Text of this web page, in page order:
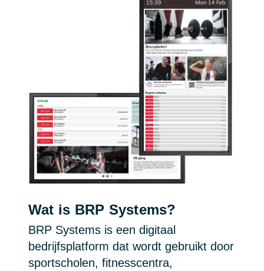
Wat is BRP Systems?
BRP Systems is een digitaal
bedrijfsplatform dat wordt gebruikt door
sportscholen, fitnesscentra,